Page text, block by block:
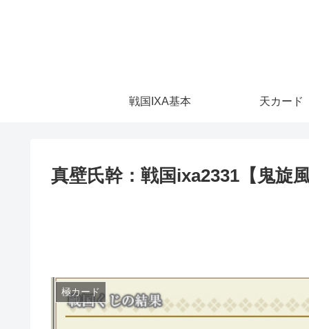
戦国IXA基本 天カード
真壁氏幹：戦国ixa2331【鬼旋
極カード